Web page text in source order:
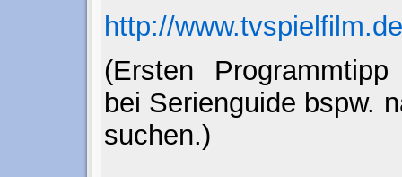
http://
(Ersten
bei Serienguide bspw.
suchen.)